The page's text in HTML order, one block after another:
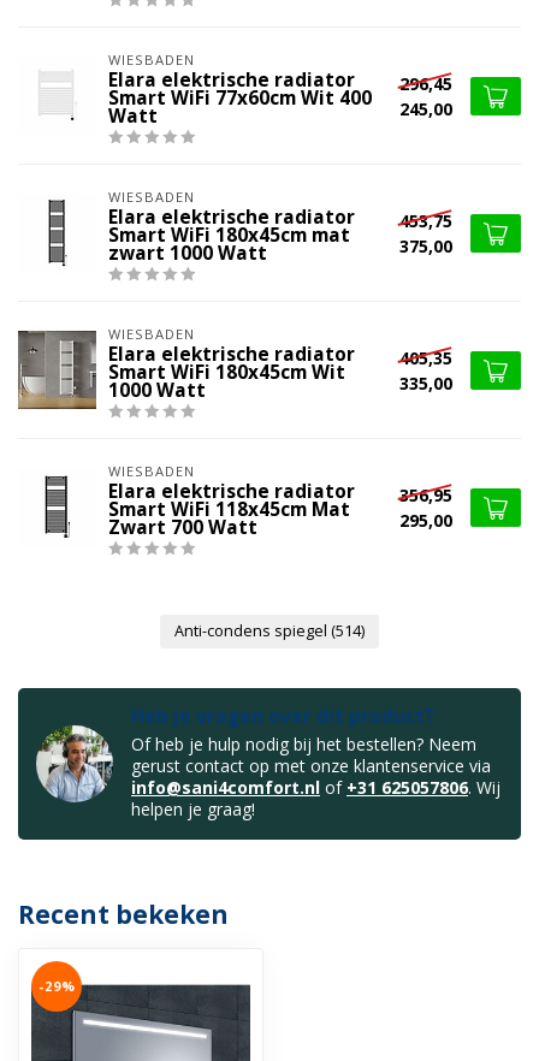
WIESBADEN
Elara elektrische radiator
Smart WiFi 77x60cm Wit 400
Watt
296,45
245,00
WIESBADEN
Elara elektrische radiator
Smart WiFi 180x45cm mat
zwart 1000 Watt
453,75
375,00
WIESBADEN
Elara elektrische radiator
Smart WiFi 180x45cm Wit
1000 Watt
405,35
335,00
WIESBADEN
Elara elektrische radiator
Smart WiFi 118x45cm Mat
Zwart 700 Watt
356,95
295,00
Anti-condens spiegel (514)
Heb je vragen over dit product?
Of heb je hulp nodig bij het bestellen? Neem
gerust contact op met onze klantenservice via
info@sani4comfort.nl of +31 625057806. Wij
helpen je graag!
Recent bekeken
-29%